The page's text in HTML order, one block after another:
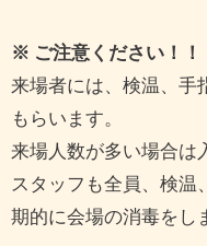
※ ご注意ください！！
来場者には、検温、手
もらいます。
来場人数が多い場合は
スタッフも全員、検温
期的に会場の消毒をし